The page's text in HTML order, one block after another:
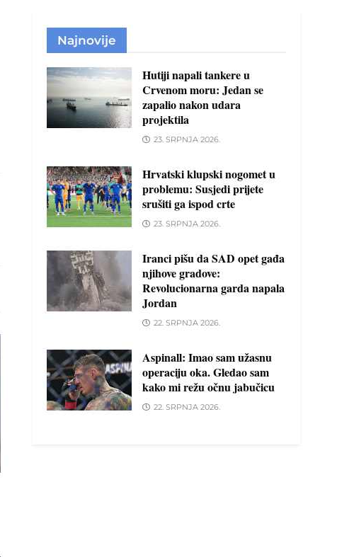
Najnovije
Hutiji napali tankere u
Crvenom moru: Jedan se
zapalio nakon udara
projektila
23. SRPNJA 2026.
Hrvatski klupski nogomet u
problemu: Susjedi prijete
srušiti ga ispod crte
23. SRPNJA 2026.
Iranci pišu da SAD opet gađa
njihove gradove:
Revolucionarna garda napala
Jordan
22. SRPNJA 2026.
Aspinall: Imao sam užasnu
operaciju oka. Gledao sam
kako mi režu očnu jabučicu
22. SRPNJA 2026.